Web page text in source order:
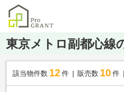
東京メトロ副都心線
該当物件数 12件 販売数 10 件